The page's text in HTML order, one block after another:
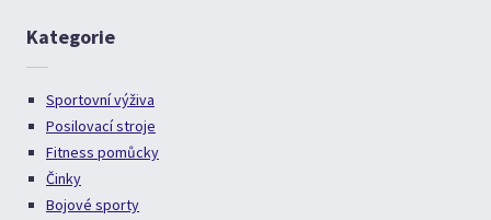
Kategorie
Sportovní výživa
Posilovací stroje
Fitness pomůcky
Činky
Bojové sporty